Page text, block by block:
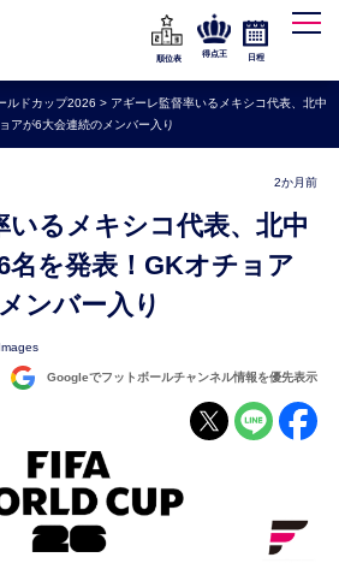
ム
順位表
得点王 日程
ルドカップ2026 > アギーレ監督率いるメキシコ代表、北中
アが6大会連続のメンバー入り
2か月前
名を発表！GKオチョア
ンバー入り
Googleでフットボールチャンネル情報を優先表示